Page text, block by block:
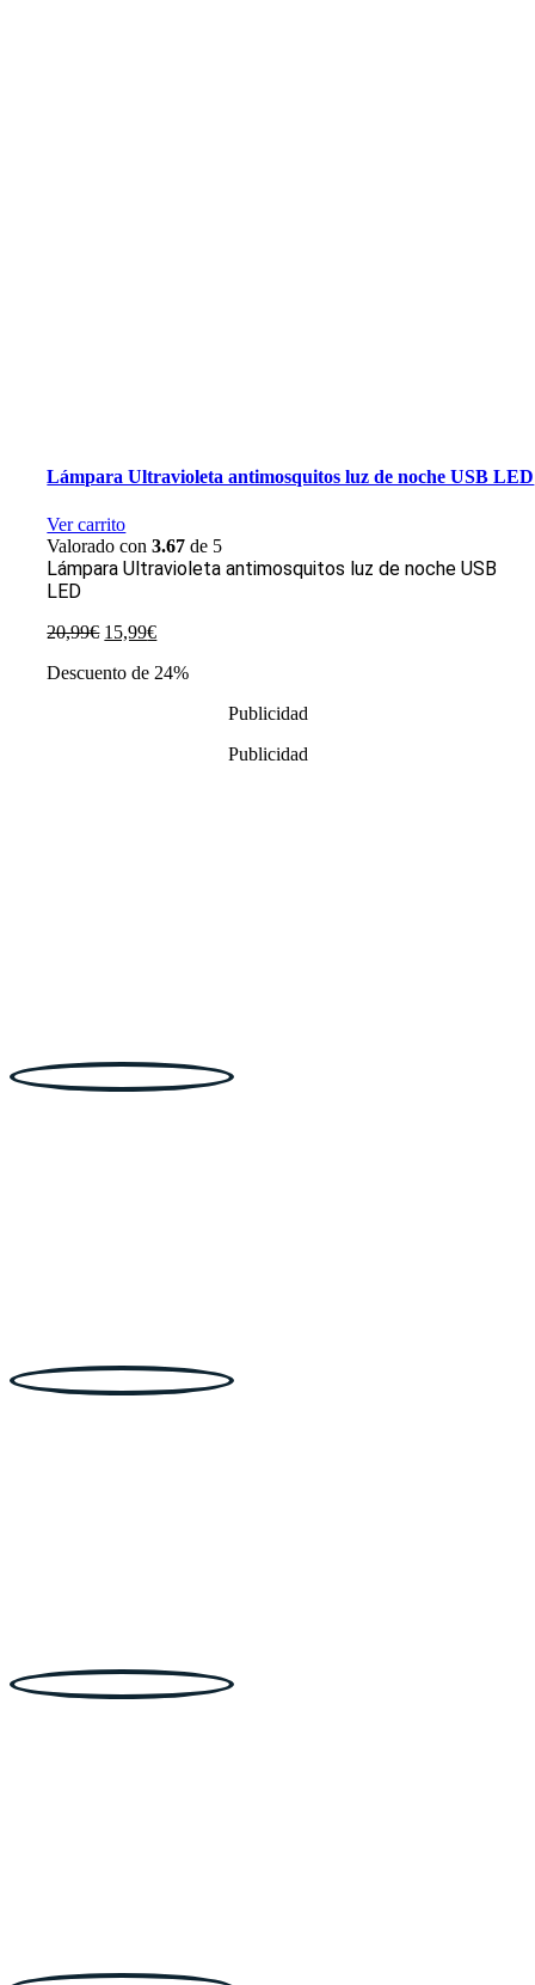
Lámpara Ultravioleta antimosquitos luz de noche USB LED
Ver carrito
Valorado con3.67 de 5
Lámpara Ultravioleta antimosquitos luz de noche USB
LED
20,99€ El
original
15,99€El
actual
Descuento de 24%
Publicidad
Publicidad